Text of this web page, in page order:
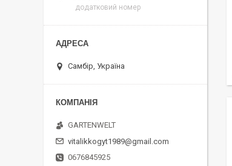
додатковий номер
Самбір, Україна
GARTENWЕLT
vitalikkogyt1989@gmail.com
0676845925